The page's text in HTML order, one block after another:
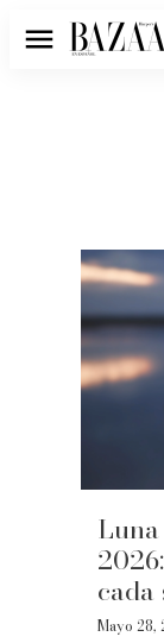
Menú
cada
Mayo 28,